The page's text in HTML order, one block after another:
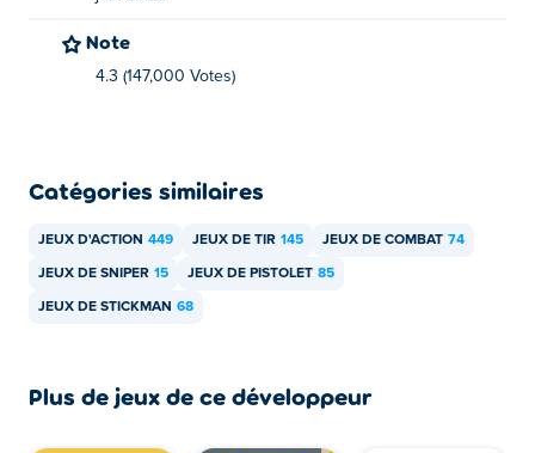
Note
4.3 (147,000 Votes)
Catégories similaires
JEUX D'ACTION 449 JEUX DE TIR 145 JEUX DE COMBAT 74
JEUX DE SNIPER 15 JEUX DE PISTOLET 85
JEUX DE STICKMAN 68
Plus de jeux de ce développeur